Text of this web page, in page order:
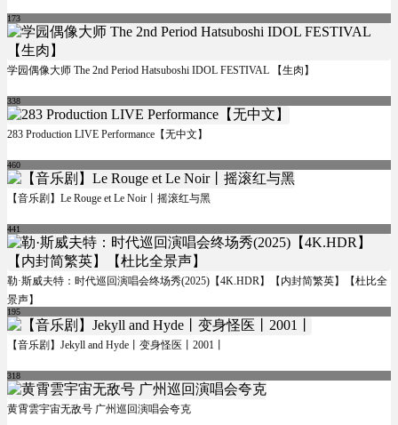
173
学园偶像大师 The 2nd Period Hatsuboshi IDOL FESTIVAL 【生肉】
338
283 Production LIVE Performance【无中文】
460
【音乐剧】Le Rouge et Le Noir丨摇滚红与黑
441
勒·斯威夫特：时代巡回演唱会终场秀(2025)【4K.HDR】【内封简繁英】【杜比全
景声】
195
【音乐剧】Jekyll and Hyde丨变身怪医丨2001丨
318
黄霄雲宇宙无敌号 广州巡回演唱会夸克